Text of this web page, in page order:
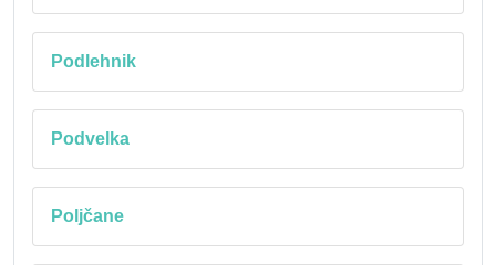
Podlehnik
Podvelka
Poljčane